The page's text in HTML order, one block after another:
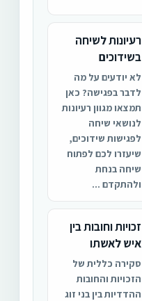
רעיונות לשיחה
בשידוכים
לא יודעים על מה
לדבר בפגישה? כאן
תמצאו מגוון רעיונות
לנושאי שיחה
לפגישות שידוכים,
שיעזרו לכם לפתוח
שיחה בנחת
ולהתקדם ...
זכויות וחובות בין
איש לאשתו
סקירה כללית של
הזכויות והחובות
ההדדיות בין בני זוג